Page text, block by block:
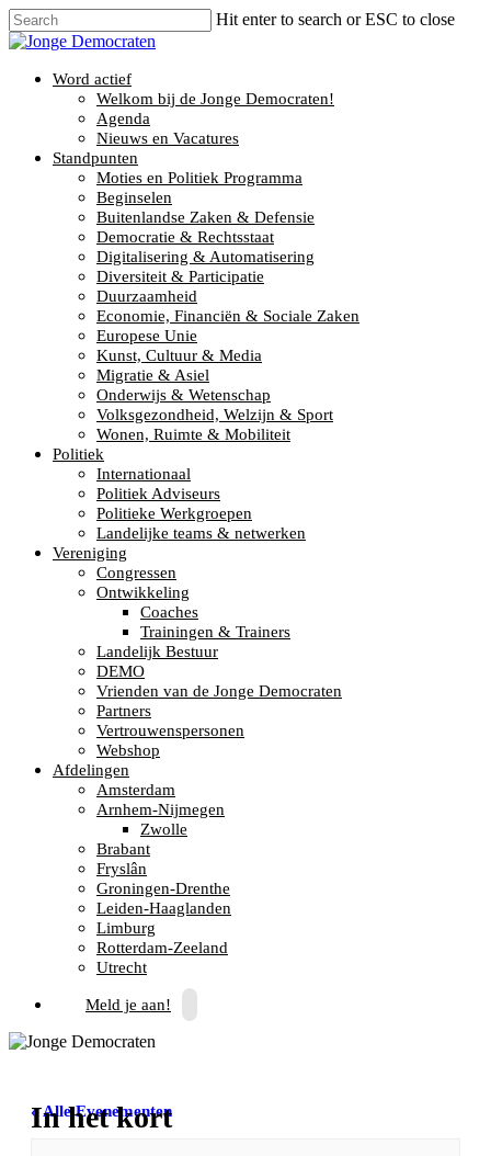
Hit enter to search or ESC to close
Word actief
Welkom bij de Jonge Democraten!
Agenda
Nieuws en Vacatures
Standpunten
Moties en Politiek Programma
Beginselen
Buitenlandse Zaken & Defensie
Democratie & Rechtsstaat
Digitalisering & Automatisering
Diversiteit & Participatie
Duurzaamheid
Economie, Financiën & Sociale Zaken
Europese Unie
Kunst, Cultuur & Media
Migratie & Asiel
Onderwijs & Wetenschap
Volksgezondheid, Welzijn & Sport
Wonen, Ruimte & Mobiliteit
Politiek
Internationaal
Politiek Adviseurs
Politieke Werkgroepen
Landelijke teams & netwerken
Vereniging
Congressen
Ontwikkeling
Coaches
Trainingen & Trainers
Landelijk Bestuur
DEMO
Vrienden van de Jonge Democraten
Partners
Vertrouwenspersonen
Webshop
Afdelingen
Amsterdam
Arnhem-Nijmegen
Zwolle
Brabant
Fryslân
Groningen-Drenthe
Leiden-Haaglanden
Limburg
Rotterdam-Zeeland
Utrecht
Meld je aan!
« Alle Evenementen
In het kort